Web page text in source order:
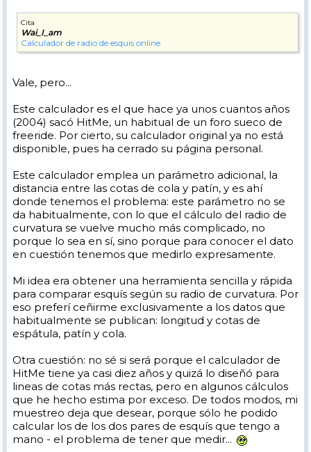
Cita
Wai_I_am
Calculador de radio de esquis online
Vale, pero...
Este calculador es el que hace ya unos cuantos años
(2004) sacó HitMe, un habitual de un foro sueco de
freeride. Por cierto, su calculador original ya no está
disponible, pues ha cerrado su página personal.
Este calculador emplea un parámetro adicional, la
distancia entre las cotas de cola y patín, y es ahí
donde tenemos el problema: este parámetro no se
da habitualmente, con lo que el cálculo del radio de
curvatura se vuelve mucho más complicado, no
porque lo sea en sí, sino porque para conocer el dato
en cuestión tenemos que medirlo expresamente.
Mi idea era obtener una herramienta sencilla y rápida
para comparar esquís según su radio de curvatura. Por
eso preferí ceñirme exclusivamente a los datos que
habitualmente se publican: longitud y cotas de
espátula, patín y cola.
Otra cuestión: no sé si será porque el calculador de
HitMe tiene ya casi diez años y quizá lo diseñó para
lineas de cotas más rectas, pero en algunos cálculos
que he hecho estima por exceso. De todos modos, mi
muestreo deja que desear, porque sólo he podido
calcular los de los dos pares de esquís que tengo a
mano - el problema de tener que medir...